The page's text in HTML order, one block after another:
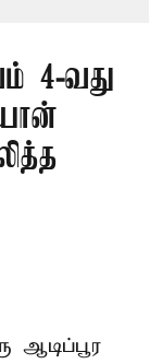
4-வது
ஆடிப்பூர